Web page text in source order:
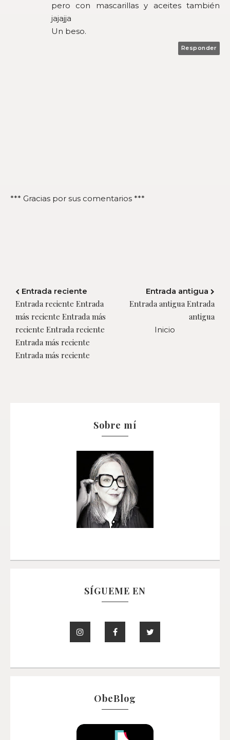
pero con mascarillas y aceites también
jajajja
Un beso.
Responder
*** Gracias por sus comentarios ***
Entrada reciente
Entrada reciente Entrada
más reciente Entrada más
reciente Entrada reciente
Entrada más reciente
Entrada más reciente
Entrada antigua
Entrada antigua Entrada
antigua
Inicio
Sobre mí
SÍGUEME EN
ObeBlog